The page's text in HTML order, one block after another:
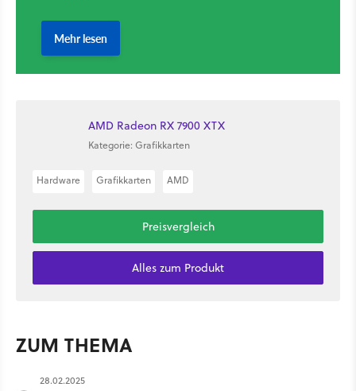
AMD Radeon RX 7900 XTX
Kategorie: Grafikkarten
Hardware Grafikkarten AMD
Preisvergleich
Alles zum Produkt
ZUM THEMA
28.02.2025